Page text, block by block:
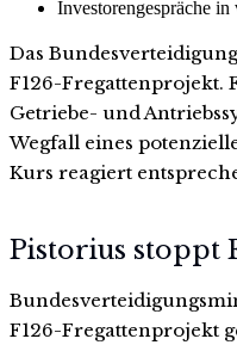
Investorengespräche in
Das
F126-Fregattenprojekt.
Getriebe- und
Wegfall eines
Kurs reagiert
Pistorius stoppt
F126-Fregattenprojekt